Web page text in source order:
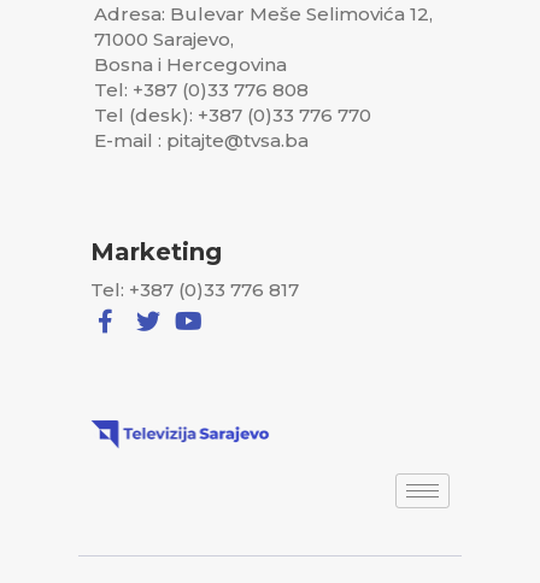
Adresa: Bulevar Meše Selimovića 12,
71000 Sarajevo,
Bosna i Hercegovina
Tel: +387 (0)33 776 808
Tel (desk): +387 (0)33 776 770
E-mail : pitajte@tvsa.ba
Marketing
Tel: +387 (0)33 776 817